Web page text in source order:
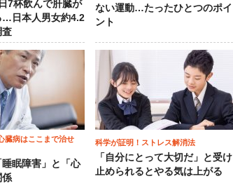
7杯飲んで肝臓が
…日本人男女約4.2
査
ない運動…たったひとつのポイ
ント
臓病はここまで治せ
眠障害」と「心
係
科学が証明！ストレス解消法
「自分にとって大切だ」と受け
止められるとやる気は上がる